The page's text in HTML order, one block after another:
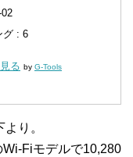
グ : 6
る by G-Tools
り。
Fiモデルで10,280